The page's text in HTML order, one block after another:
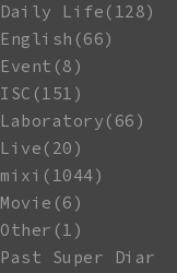
Daily Life(128)
English(66)
Event(8)
ISC(151)
Laboratory(66)
Live(20)
mixi(1044)
Movie(6)
Other(1)
Past Super Diar